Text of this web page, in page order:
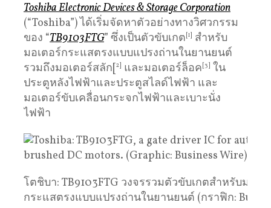
Toshiba Electronic Devices & Storage Corporation
(“Toshiba”) ได้เริ่มจัดหาตัวอย่างทางวิศวกรรม
ของ “TB9103FTG” ซึ่งเป็นตัวขับเกต [1] สําหรับ
มอเตอร์กระแสตรงแบบแปรงถ่านในยานยนต์
รวมถึงมอเตอร์สลัก[ 2] และมอเตอร์ล็อค [3] ใน
ประตูหลังไฟฟ้าและประตูสไลด์ไฟฟ้า และ
มอเตอร์ขับเคลื่อนกระจกไฟฟ้าและเบาะนั่ง
ไฟฟ้า
โตชิบา: TB9103FTG วงจรรวมตัวขับเกตสําหรับมอเต
กระแสตรงแบบแปรงถ่านในยานยนต์ (กราฟิก: